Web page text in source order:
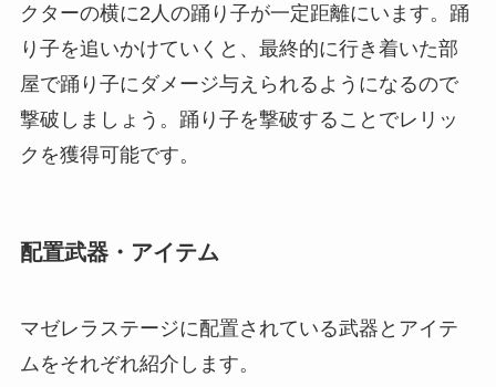
クターの横に2人の踊り子が一定距離にいます。踊
り子を追いかけていくと、最終的に行き着いた部
屋で踊り子にダメージ与えられるようになるので
撃破しましょう。踊り子を撃破することでレリッ
クを獲得可能です。
配置武器・アイテム
マゼレラステージに配置されている武器とアイテ
ムをそれぞれ紹介します。